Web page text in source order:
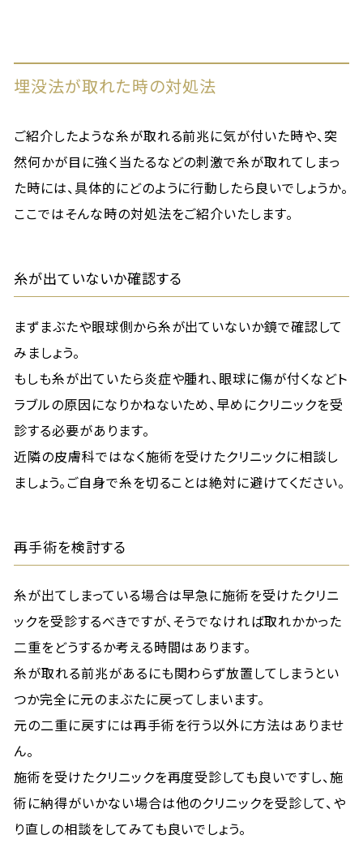
埋没法が取れた時の対処法
ご紹介したような糸が取れる前兆に気が付いた時や、突
然何かが目に強く当たるなどの刺激で糸が取れてしまっ
た時には、具体的にどのように行動したら良いでしょうか。
ここではそんな時の対処法をご紹介いたします。
糸が出ていないか確認する
まずまぶたや眼球側から糸が出ていないか鏡で確認して
みましょう。
もしも糸が出ていたら炎症や腫れ、眼球に傷が付くなどト
ラブルの原因になりかねないため、早めにクリニックを受
診する必要があります。
近隣の皮膚科ではなく施術を受けたクリニックに相談し
ましょう。ご自身で糸を切ることは絶対に避けてください。
再手術を検討する
糸が出てしまっている場合は早急に施術を受けたクリニ
ックを受診するべきですが、そうでなければ取れかかった
二重をどうするか考える時間はあります。
糸が取れる前兆があるにも関わらず放置してしまうとい
つか完全に元のまぶたに戻ってしまいます。
元の二重に戻すには再手術を行う以外に方法はありませ
ん。
施術を受けたクリニックを再度受診しても良いですし、施
術に納得がいかない場合は他のクリニックを受診して、や
り直しの相談をしてみても良いでしょう。